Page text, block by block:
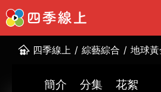
四季線上 / 綜藝綜合 / 地球
簡介 分集 花絮